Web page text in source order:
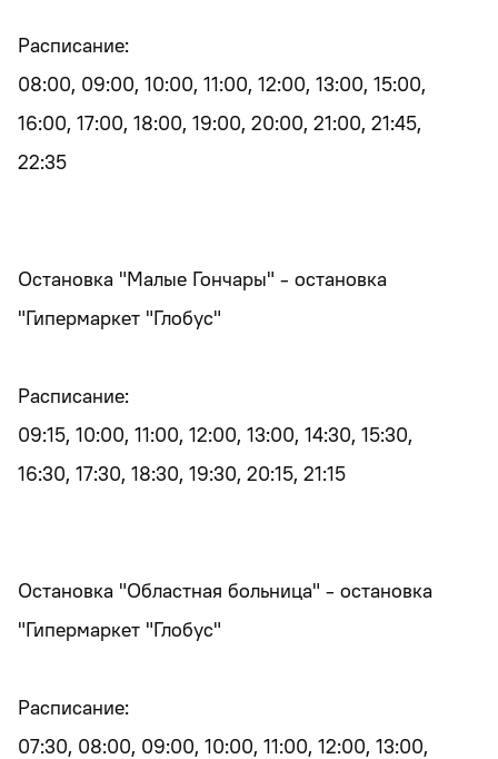
Расписание:
08:00, 09:00, 10:00, 11:00, 12:00, 13:00, 15:00,
16:00, 17:00, 18:00, 19:00, 20:00, 21:00, 21:45,
22:35
Остановка "Малые Гончары" - остановка
"Гипермаркет "Глобус"
Расписание:
09:15, 10:00, 11:00, 12:00, 13:00, 14:30, 15:30,
16:30, 17:30, 18:30, 19:30, 20:15, 21:15
Остановка "Областная больница" - остановка
"Гипермаркет "Глобус"
Расписание:
07:30, 08:00, 09:00, 10:00, 11:00, 12:00, 13:00,